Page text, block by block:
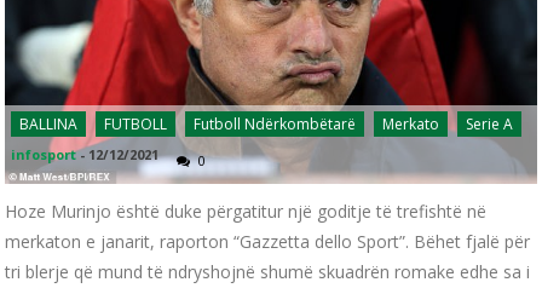
BALLINA FUTBOLL Futboll Ndërkombëtarë Merkato Serie A
infosport -12/12/2021 0
Hoze Murinjo është duke përgatitur një goditje të trefishtë në
merkaton e janarit, raporton “Gazzetta dello Sport”. Bëhet fjalë për
tri blerje që mund të ndryshojnë shumë skuadrën romake edhe sa i